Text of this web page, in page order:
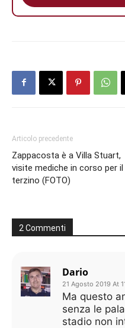
Articolo precedente
Zappacosta è a Villa Stuart,
visite mediche in corso per il
terzino (FOTO)
2 Commenti
Dario
21 Agosto 2019 At
Ma questo
senza le
stadio non